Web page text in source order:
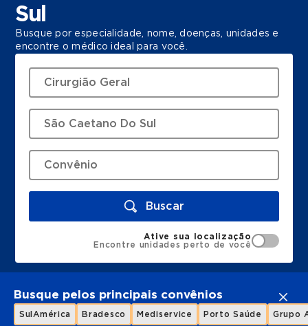
Sul
Busque por especialidade, nome, doenças, unidades e
encontre o médico ideal para você.
Buscar
Ative sua localização
Encontre unidades perto de você
Busque pelos principais convênios
SulAmérica Bradesco Mediservice Porto Saúde Grupo